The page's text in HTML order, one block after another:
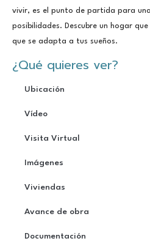
vivir, es el punto de partida para
posibilidades. Descubre un hogar
que se adapta a tus sueños.
¿Qué quieres ver?
Ubicación
Vídeo
Visita Virtual
Imágenes
Viviendas
Avance de obra
Documentación